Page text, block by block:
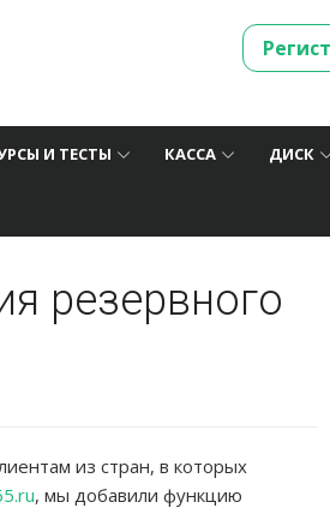
И ТЕСТЫ КАССА ДИСК
резервного
из стран, в которых
, мы добавили функцию